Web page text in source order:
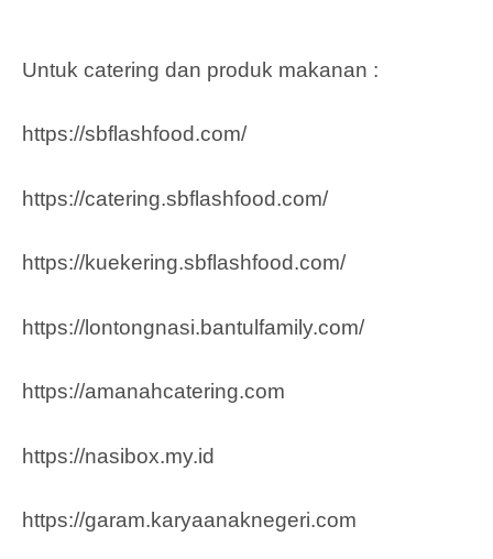
Untuk catering dan produk makanan :
https://sbflashfood.com/
https://catering.sbflashfood.com/
https://kuekering.sbflashfood.com/
https://lontongnasi.bantulfamily.com/
https://amanahcatering.com
https://nasibox.my.id
https://garam.karyaanaknegeri.com